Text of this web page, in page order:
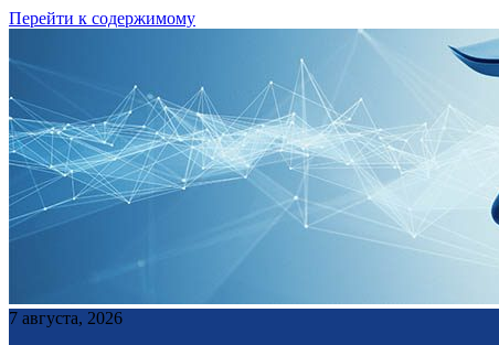
Перейти к содержимому
7 августа, 2026